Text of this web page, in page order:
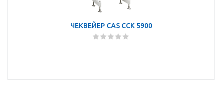
ЧЕКВЕЙЕР CAS CCK 5900